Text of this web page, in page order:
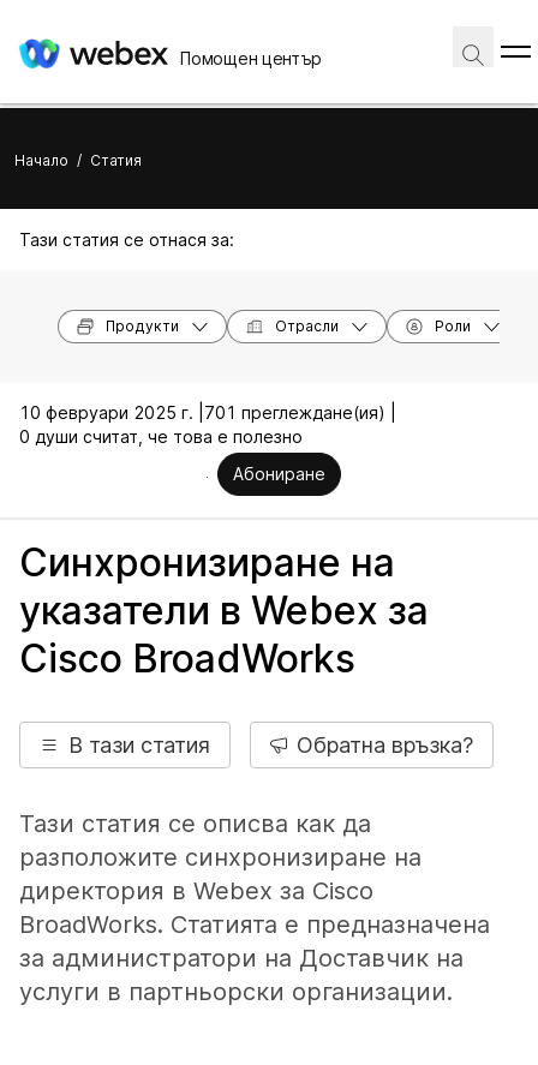
Помощен център
Начало / Статия
Тази статия се отнася за:
Продукти Отрасли Роли
10 февруари 2025 г. | 701 преглеждане(ия) |
0 души считат, че това е полезно
Абониране
Синхронизиране на
указатели в Webex за
Cisco BroadWorks
В тази статия Обратна връзка?
Тази статия се описва как да
разположите синхронизиране на
директория в Webex за Cisco
BroadWorks. Статията е предназначена
за администратори на Доставчик на
услуги в партньорски организации.